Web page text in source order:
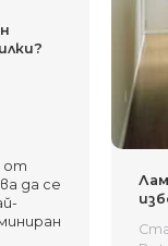
от
да се